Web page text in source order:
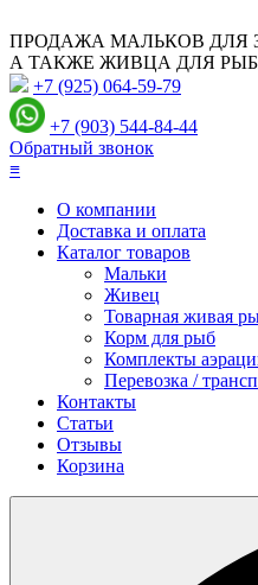
ПРОДАЖА МАЛЬКОВ ДЛЯ
А ТАКЖЕ ЖИВЦА ДЛЯ
+7 (925) 064-59-79
+7 (903) 544-84-44
Обратный звонок
≡
О компании
Доставка и оплата
Каталог товаров
Мальки
Живец
Товарная живая
Корм для рыб
Комплекты
Перевозка /
Контакты
Статьи
Отзывы
Корзина